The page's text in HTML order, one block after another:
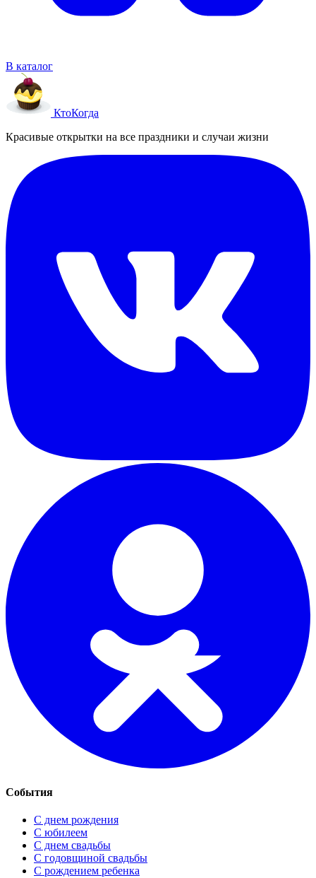
В каталог
КтоКогда
Красивые открытки на все праздники и случаи жизни
События
С днем рождения
С юбилеем
С днем свадьбы
С годовщиной свадьбы
С рождением ребенка